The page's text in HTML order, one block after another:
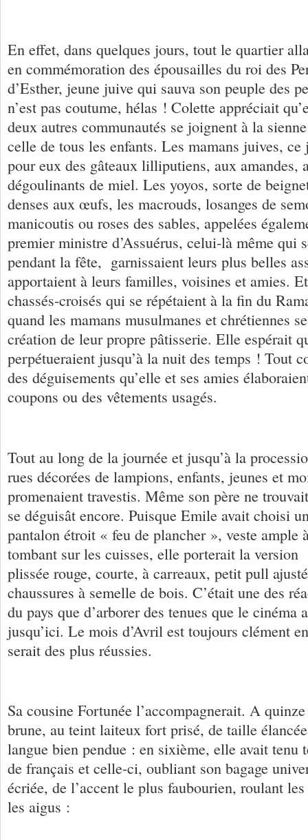
En effet, dans quelques jours, tout le quartier
en commémoration des épousailles du roi des
d’Esther, jeune juive qui sauva son peuple des
n’est pas coutume, hélas ! Colette appréciait
deux autres communautés se joignent à la
celle de tous les enfants. Les mamans juives,
pour eux des gâteaux lilliputiens, aux amandes,
dégoulinants de miel. Les yoyos, sorte de
denses aux œufs, les macrouds, losanges de
manicoutis ou roses des sables, appelées
premier ministre d’Assuérus, celui-là même qui
pendant la fête, garnissaient leurs plus belles
apportaient à leurs familles, voisines et amies.
chassés-croisés qui se répétaient à la fin du
quand les mamans musulmanes et chrétiennes
création de leur propre pâtisserie. Elle espérait
perpétueraient jusqu’à la nuit des temps ! Tout
des déguisements qu’elle et ses amies
coupons ou des vêtements usagés.
Tout au long de la journée et jusqu’à la
rues décorées de lampions, enfants, jeunes et
promenaient travestis. Même son père ne
se déguisât encore. Puisque Emile avait choisi
pantalon étroit « feu de plancher », veste ample
tombant sur les cuisses, elle porterait la
plissée rouge, courte, à carreaux, petit pull
chaussures à semelle de bois. C’était une des
du pays que d’arborer des tenues que le cinéma
jusqu’ici. Le mois d’Avril est toujours clément
serait des plus réussies.
Sa cousine Fortunée l’accompagnerait. A
brune, au teint laiteux fort prisé, de taille
langue bien pendue : en sixième, elle avait tenu
de français et celle-ci, oubliant son bagage
écriée, de l’accent le plus faubourien, roulant
les aigus :